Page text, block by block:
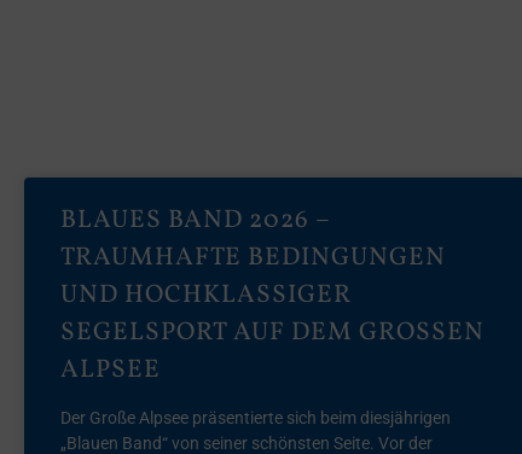
BLAUES BAND 2026 –
TRAUMHAFTE BEDINGUNGEN
UND HOCHKLASSIGER
SEGELSPORT AUF DEM GROSSEN A
LPSEE
Der Große Alpsee präsentierte sich beim diesjährigen
„Blauen Band“ von seiner schönsten Seite. Vor der